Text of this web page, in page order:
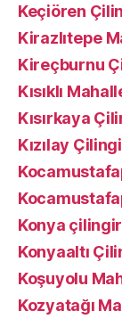
Keçiören
Kirazlıtepe
Kireçburnu
Kısıklı
Kısırkaya
Kızılay
Konya çilingir
Konyaaltı
Koşuyolu
Kozyatağı